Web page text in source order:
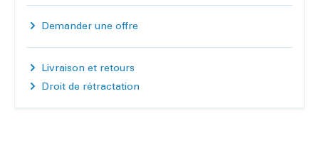
Demander une offre
Livraison et retours
Droit de rétractation